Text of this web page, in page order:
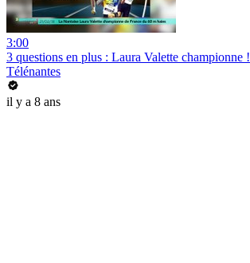
3:00
3 questions en plus : Laura Valette championne !
Télénantes
il y a 8 ans